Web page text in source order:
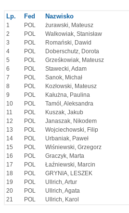
Lp. Fed Nazwisko
1 POL żurawski, Mateusz
2
POL Walkowiak, Stanisław
3
POL Romański, Dawid
4
POL Doberschutz, Dorota
5
POL Grześkowiak, Mateusz
6
POL Stawecki, Adam
7
POL Sanok, Michał
8
POL Kozłowski, Mateusz
9
POL Kałużna, Paulina
10
POL Tamól, Aleksandra
11
POL Kuszak, Jakub
12
POL Janaszak, Nikodem
13
POL Wojciechowski, Filip
14
POL Urbaniak, Paweł
15
POL Wiśniewski, Grzegorz
16
POL Graczyk, Marta
17
POL Łaźniewski, Marcin
18
POL GRYNIA, LESZEK
19
POL Ullrich, Artur
20
POL Ullrich, Agata
21
POL Ullrich, Karol